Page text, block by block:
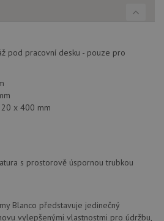
pod pracovní desku - pouze pro
x 400 mm
s prostorově úspornou trubkou
Blanco představuje jedinečný
vylepšenými vlastnostmi pro údržbu,